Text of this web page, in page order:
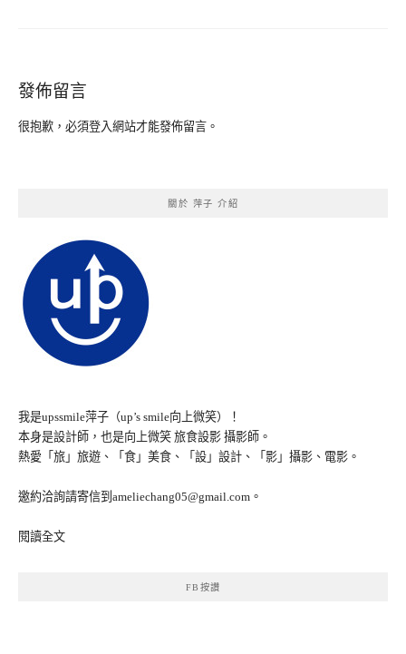
發佈留言
很抱歉，必須登入網站才能發佈留言。
關於 萍子 介紹
我是upssmile萍子（up’s smile向上微笑）！
本身是設計師，也是向上微笑 旅食設影 攝影師。
熱愛「旅」旅遊、「食」美食、「設」設計、「影」攝影、電影。
邀約洽詢請寄信到ameliechang05@gmail.com。
閱讀全文
FB按讚